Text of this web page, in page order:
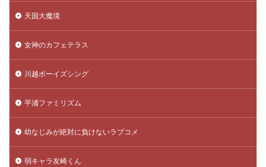
天国大魔境
女神のカフェテラス
川越ボーイズシング
平浦ファミリズム
幼なじみが絶対に負けないラブコメ
弱キャラ友崎くん